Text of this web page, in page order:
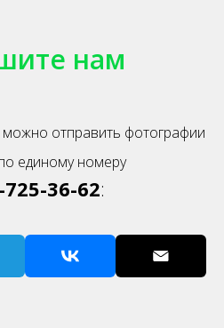
нам
отправить фотографии
единому номеру
36-62: